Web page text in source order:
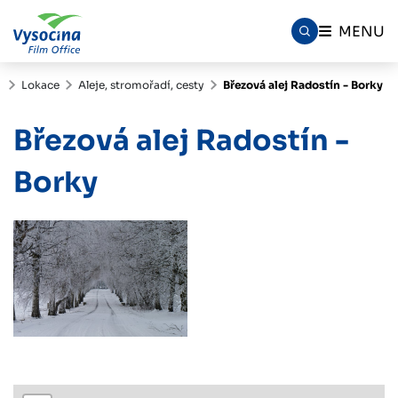
MENU
Lokace Aleje, stromořadí, cesty Březová alej Radostín - Borky
Březová alej Radostín -
Borky